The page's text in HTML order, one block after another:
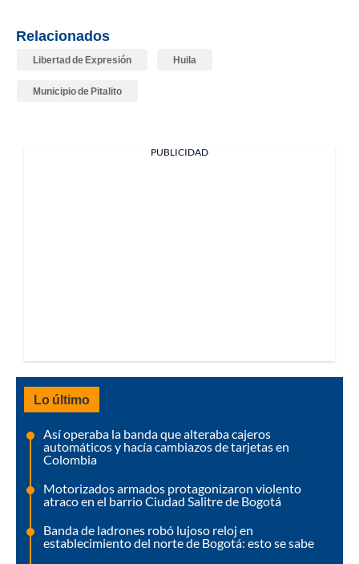
Relacionados
Libertad de Expresión Huila
Municipio de Pitalito
PUBLICIDAD
Lo último
Así operaba la banda que alteraba cajeros
automáticos y hacía cambiazos de tarjetas en
Colombia
Motorizados armados protagonizaron violento
atraco en el barrio Ciudad Salitre de Bogotá
Banda de ladrones robó lujoso reloj en
establecimiento del norte de Bogotá: esto se sabe